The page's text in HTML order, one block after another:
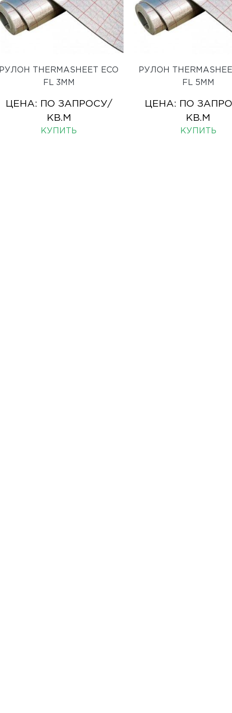
РУЛОН THERMASHEET ECO
FL 3ММ
ЦЕНА: ПО ЗАПРОСУ/
КВ.М
КУПИТЬ
РУЛОН
FL 5ММ
ЦЕНА: ПО
КВ.М
КУПИТЬ